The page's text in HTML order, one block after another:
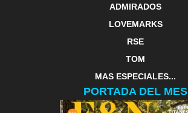
ADMIRADOS
LOVEMARKS
RSE
TOM
MAS ESPECIALES...
PORTADA DEL MES